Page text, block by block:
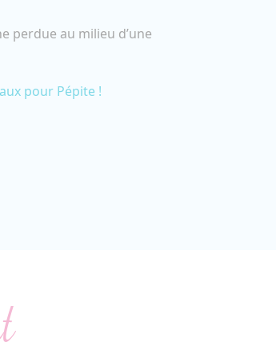
perdue au milieu d’une
pour Pépite !